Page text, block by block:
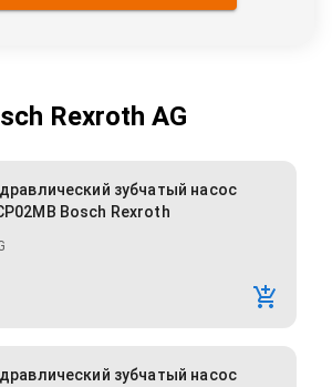
Rexroth AG
зубчатый насос
Bosch Rexroth
зубчатый насос